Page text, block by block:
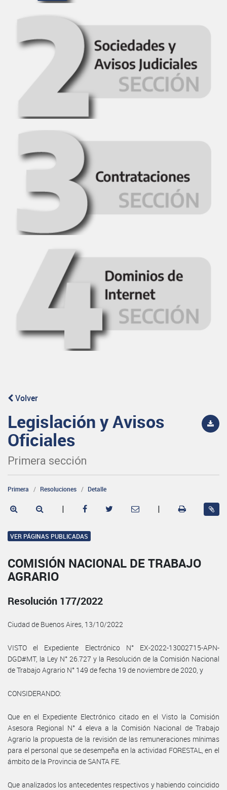
Volver
Legislación y Avisos
Oficiales
Primera sección
Primera Resoluciones Detalle
| |
VER PÁGINAS PUBLICADAS
COMISIÓN NACIONAL DE TRABAJO
AGRARIO
Resolución 177/2022
Ciudad de Buenos Aires, 13/10/2022
VISTO el Expediente Electrónico N° EX-2022-13002715-APN-
DGD#MT, la Ley N° 26.727 y la Resolución de la Comisión Nacional
de Trabajo Agrario N° 149 de fecha 19 de noviembre de 2020, y
CONSIDERANDO:
Que en el Expediente Electrónico citado en el Visto la Comisión
Asesora Regional N° 4 eleva a la Comisión Nacional de Trabajo
Agrario la propuesta de la revisión de las remuneraciones mínimas
para el personal que se desempeña en la actividad FORESTAL, en el
ámbito de la Provincia de SANTA FE.
Que analizados los antecedentes respectivos y habiendo coincidido